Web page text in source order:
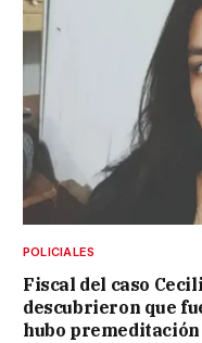
POLICIALES
Fiscal del caso
descubrieron que
hubo premeditación